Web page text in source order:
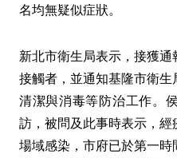
名均無疑似症狀。
新北市衛生局表示，接獲
接觸者，並通知基隆市衛
清潔與消毒等防治工作。
訪，被問及此事時表示，
場域感染，市府已於第一